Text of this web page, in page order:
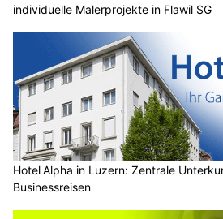
individuelle Malerprojekte in Flawil SG
Hotel Alpha in Luzern: Zentrale
Businessreisen